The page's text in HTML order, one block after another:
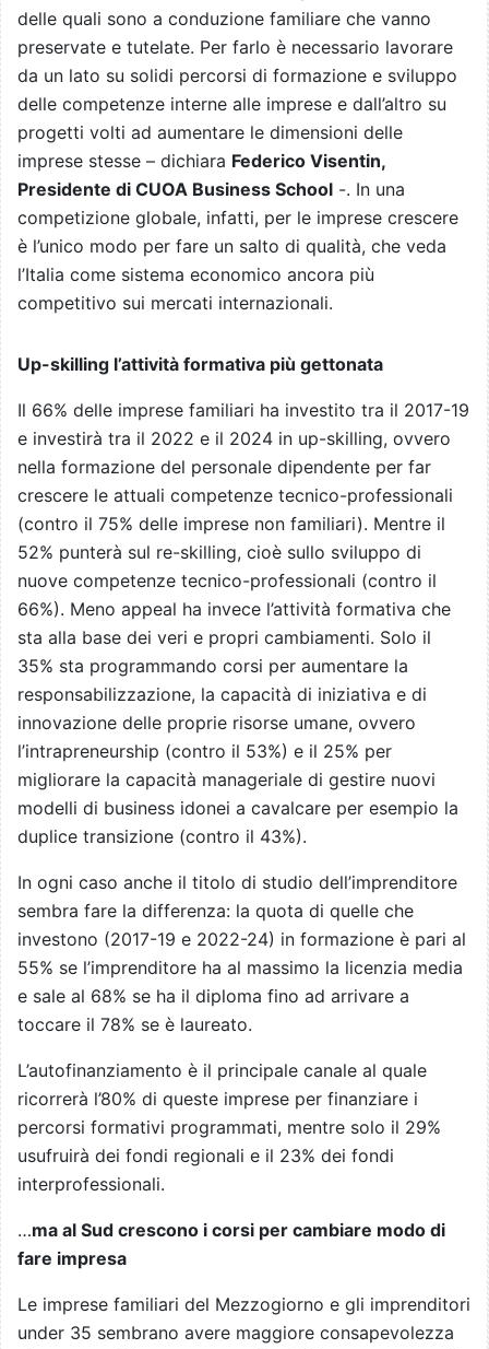
delle quali sono a conduzione familiare che vanno
preservate e tutelate. Per farlo è necessario lavorare
da un lato su solidi percorsi di formazione e sviluppo
delle competenze interne alle imprese e dall’altro su
progetti volti ad aumentare le dimensioni delle
imprese stesse – dichiara Federico Visentin,
Presidente di CUOA Business School -. In una
competizione globale, infatti, per le imprese crescere
è l’unico modo per fare un salto di qualità, che veda
l’Italia come sistema economico ancora più
competitivo sui mercati internazionali.
Up-skilling l’attività formativa più gettonata
Il 66% delle imprese familiari ha investito tra il 2017-19
e investirà tra il 2022 e il 2024 in up-skilling, ovvero
nella formazione del personale dipendente per far
crescere le attuali competenze tecnico-professionali
(contro il 75% delle imprese non familiari). Mentre il
52% punterà sul re-skilling, cioè sullo sviluppo di
nuove competenze tecnico-professionali (contro il
66%). Meno appeal ha invece l’attività formativa che
sta alla base dei veri e propri cambiamenti. Solo il
35% sta programmando corsi per aumentare la
responsabilizzazione, la capacità di iniziativa e di
innovazione delle proprie risorse umane, ovvero
l’intrapreneurship (contro il 53%) e il 25% per
migliorare la capacità manageriale di gestire nuovi
modelli di business idonei a cavalcare per esempio la
duplice transizione (contro il 43%).
In ogni caso anche il titolo di studio dell’imprenditore
sembra fare la differenza: la quota di quelle che
investono (2017-19 e 2022-24) in formazione è pari al
55% se l’imprenditore ha al massimo la licenzia media
e sale al 68% se ha il diploma fino ad arrivare a
toccare il 78% se è laureato.
L’autofinanziamento è il principale canale al quale
ricorrerà l’80% di queste imprese per finanziare i
percorsi formativi programmati, mentre solo il 29%
usufruirà dei fondi regionali e il 23% dei fondi
interprofessionali.
…ma al Sud crescono i corsi per cambiare modo di
fare impresa
Le imprese familiari del Mezzogiorno e gli imprenditori
under 35 sembrano avere maggiore consapevolezza